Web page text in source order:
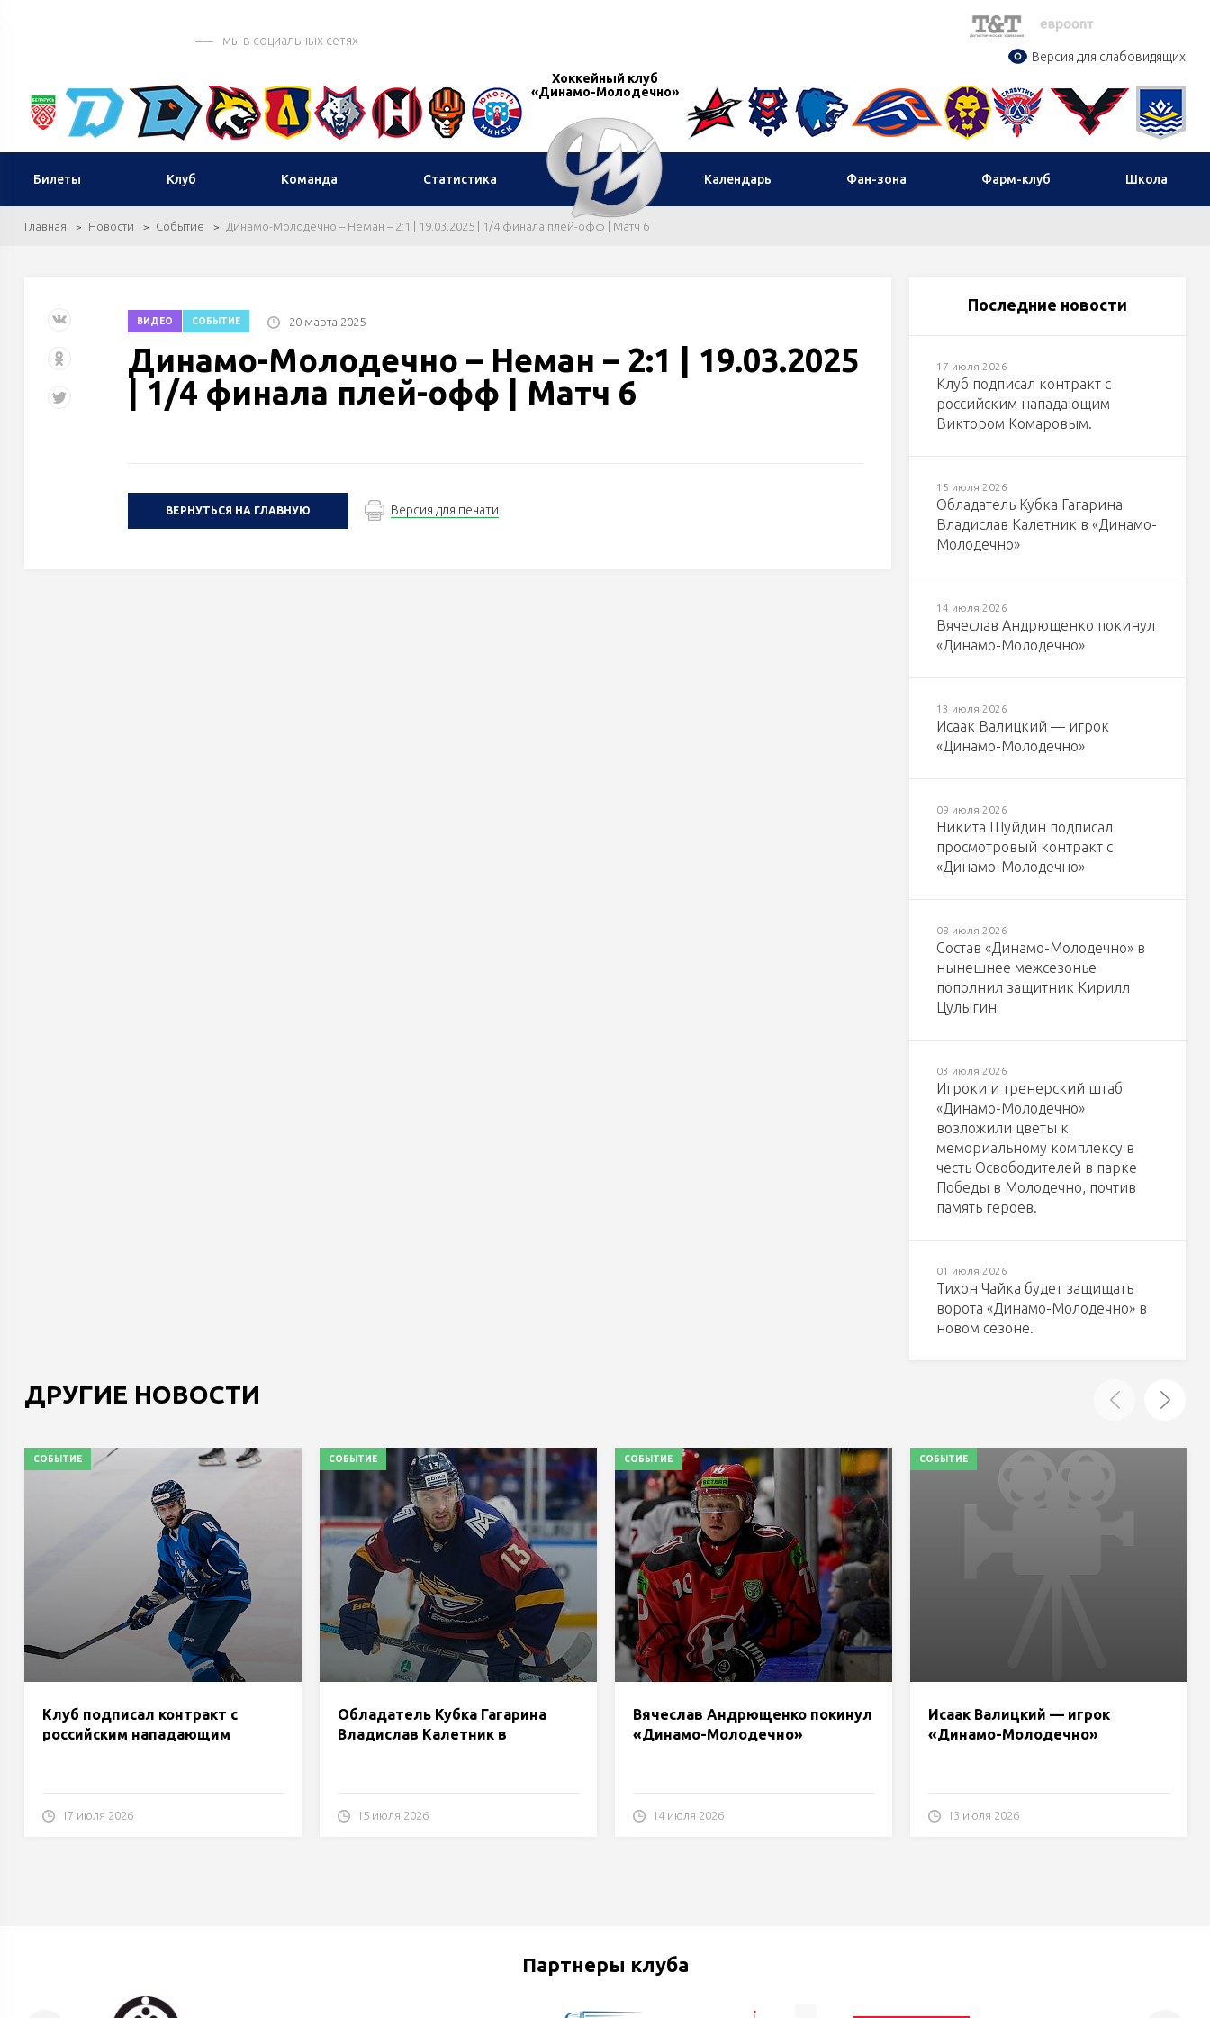
мы в социальных сетях
Версия для слабовидящих
Хоккейный клуб
«Динамо-Молодечно»
Билеты Клуб Команда Статистика Календарь Фан-зона Фарм-клуб Школа
Главная Новости Событие Динамо-Молодечно – Неман – 2:1 | 19.03.2025 | 1/4 финала плей-офф | Матч 6
ВИДЕО СОБЫТИЕ 20 марта 2025
Динамо-Молодечно – Неман – 2:1 | 19.03.2025
| 1/4 финала плей-офф | Матч 6
ВЕРНУТЬСЯ НА ГЛАВНУЮ Версия для печати
Последние новости
17 июля 2026
Клуб подписал контракт с
российским нападающим
Виктором Комаровым.
15 июля 2026
Обладатель Кубка Гагарина
Владислав Калетник в «Динамо-
Молодечно»
14 июля 2026
Вячеслав Андрющенко покинул
«Динамо-Молодечно»
13 июля 2026
Исаак Валицкий — игрок
«Динамо-Молодечно»
09 июля 2026
Никита Шуйдин подписал
просмотровый контракт с
«Динамо-Молодечно»
08 июля 2026
Состав «Динамо-Молодечно» в
нынешнее межсезонье
пополнил защитник Кирилл
Цулыгин
03 июля 2026
Игроки и тренерский штаб
«Динамо-Молодечно»
возложили цветы к
мемориальному комплексу в
честь Освободителей в парке
Победы в Молодечно, почтив
память героев.
01 июля 2026
Тихон Чайка будет защищать
ворота «Динамо-Молодечно» в
новом сезоне.
ДРУГИЕ НОВОСТИ
СОБЫТИЕ
Клуб подписал контракт с
российским нападающим
17 июля 2026
СОБЫТИЕ
Обладатель Кубка Гагарина
Владислав Калетник в
15 июля 2026
СОБЫТИЕ
Вячеслав Андрющенко покинул
«Динамо-Молодечно»
14 июля 2026
СОБЫТИЕ
Исаак Валицкий — игрок
«Динамо-Молодечно»
13 июля 2026
Партнеры клуба